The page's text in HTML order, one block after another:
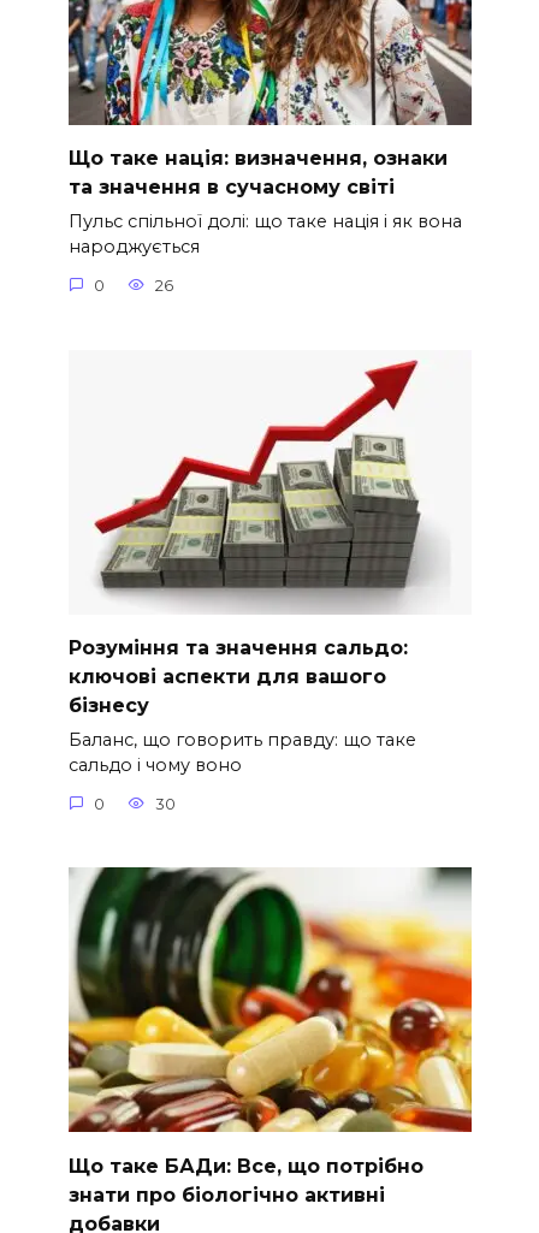
Що таке нація: визначення, ознаки
та значення в сучасному світі
Пульс спільної долі: що таке нація і як вона
народжується
0 26
Розуміння та значення сальдо:
ключові аспекти для вашого
бізнесу
Баланс, що говорить правду: що таке
сальдо і чому воно
0 30
Що таке БАДи: Все, що потрібно
знати про біологічно активні
добавки